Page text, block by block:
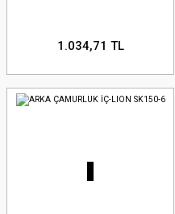
1.034,71 TL